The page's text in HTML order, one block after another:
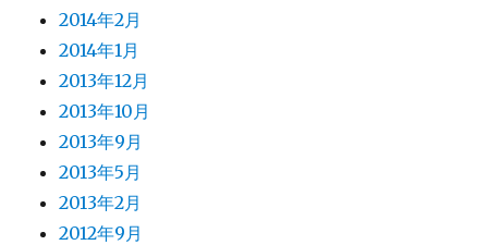
2014年2月
2014年1月
2013年12月
2013年10月
2013年9月
2013年5月
2013年2月
2012年9月